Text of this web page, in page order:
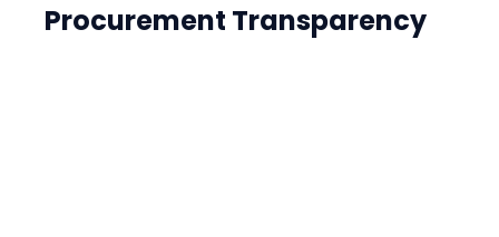
Procurement Transparency